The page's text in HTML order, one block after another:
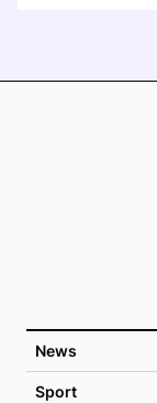
News
Sport